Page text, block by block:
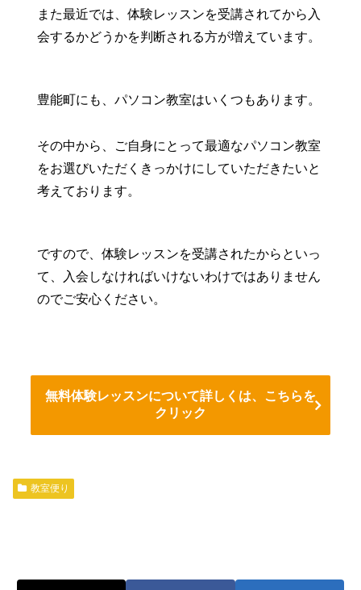
また最近では、体験レッスンを受講されてから入
会するかどうかを判断される方が増えています。
豊能町にも、パソコン教室はいくつもあります。
その中から、ご自身にとって最適なパソコン教室
をお選びいただくきっかけにしていただきたいと
考えております。
ですので、体験レッスンを受講されたからといっ
て、入会しなければいけないわけではありません
のでご安心ください。
無料体験レッスンについて詳しくは、こちらを
クリック
教室便り